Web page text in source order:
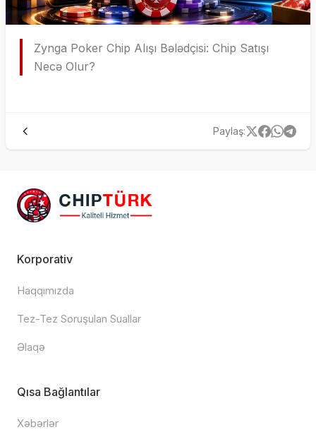
Zynga Poker Chip Alışı Bələdçisi: Chip Satışı
Necə Olur?
Paylaş:
Korporativ
Haqqımızda
Tez-Tez Soruşulan Suallar
Əlaqə
Qısa Bağlantılar
Xəbərlər